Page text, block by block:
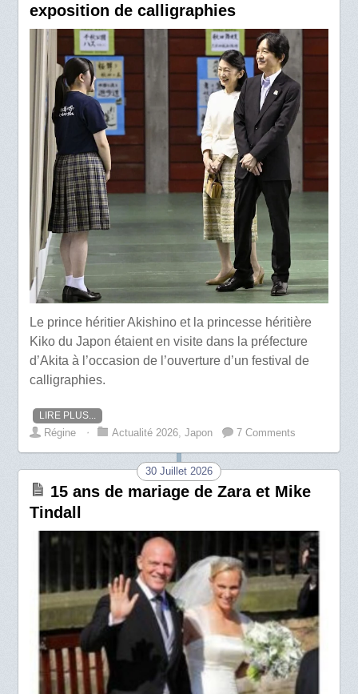
exposition de calligraphies
Le prince héritier Akishino et la princesse héritière
Kiko du Japon étaient en visite dans la préfecture
d’Akita à l’occasion de l’ouverture d’un festival de
calligraphies.
LIRE PLUS...
Régine ⋅ Actualité 2026 ,Japon 7 Comments
30 Juillet 2026
15 ans de mariage de Zara et Mike
Tindall